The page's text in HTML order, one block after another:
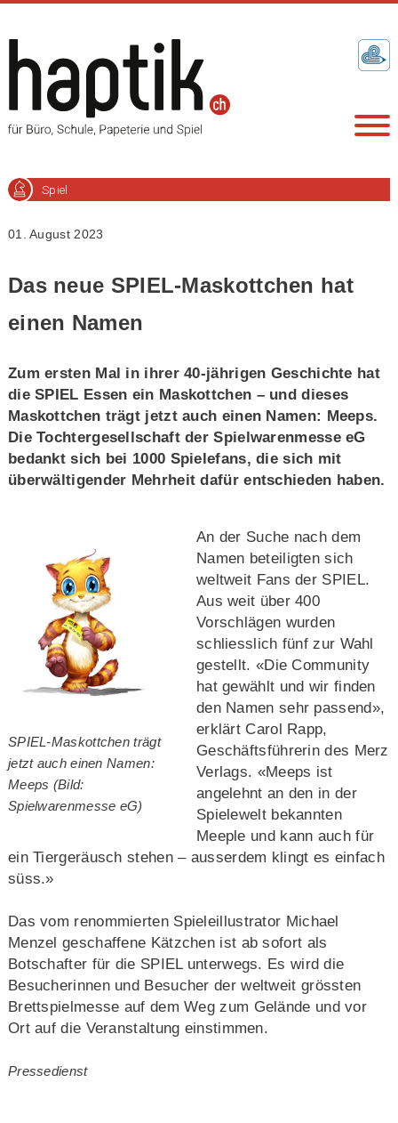
Spiel
01. August 2023
Das neue SPIEL-Maskottchen hat
einen Namen
Zum ersten Mal in ihrer 40-jährigen Geschichte hat
die SPIEL Essen ein Maskottchen – und dieses
Maskottchen trägt jetzt auch einen Namen: Meeps.
Die Tochtergesellschaft der Spielwarenmesse eG
bedankt sich bei 1000 Spielefans, die sich mit
überwältigender Mehrheit dafür entschieden haben.
SPIEL-Maskottchen trägt
jetzt auch einen Namen:
Meeps (Bild:
Spielwarenmesse eG)
An der Suche nach dem
Namen beteiligten sich
weltweit Fans der SPIEL.
Aus weit über 400
Vorschlägen wurden
schliesslich fünf zur Wahl
gestellt. «Die Community
hat gewählt und wir finden
den Namen sehr passend»,
erklärt Carol Rapp,
Geschäftsführerin des Merz
Verlags. «Meeps ist
angelehnt an den in der
Spielewelt bekannten
Meeple und kann auch für
ein Tiergeräusch stehen – ausserdem klingt es einfach
süss.»
Das vom renommierten Spieleillustrator Michael
Menzel geschaffene Kätzchen ist ab sofort als
Botschafter für die SPIEL unterwegs. Es wird die
Besucherinnen und Besucher der weltweit grössten
Brettspielmesse auf dem Weg zum Gelände und vor
Ort auf die Veranstaltung einstimmen.
Pressedienst